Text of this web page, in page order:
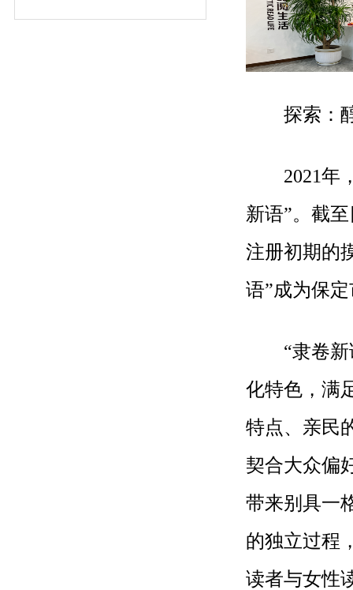
探索：醇
2021年，
新语”。截
注册初期的
语”成为保
“隶卷新语
化特色，满
特点、亲民
契合大众偏
带来别具一
的独立过程
读者与女性